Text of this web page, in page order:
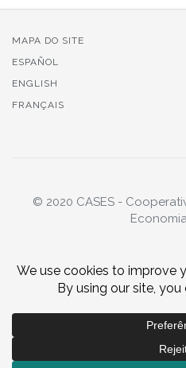
MAPA DO SITE
ESPAÑOL
ENGLISH
FRANÇAIS
© 2020 CASES -